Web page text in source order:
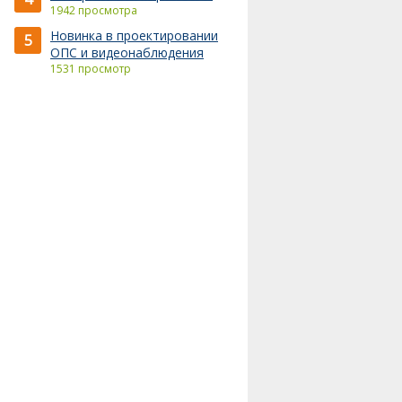
1942 просмотра
5
Новинка в проектировании
ОПС и видеонаблюдения
1531 просмотр